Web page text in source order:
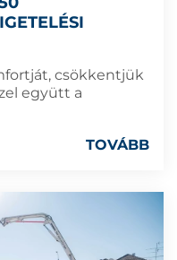
csökkentjük
együtt a
TOVÁBB